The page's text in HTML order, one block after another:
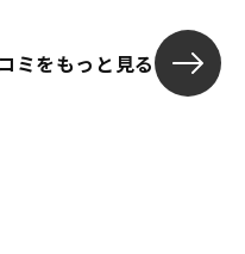
こちらから確
希望に沿う物
回答でした。
ミをもっと見る